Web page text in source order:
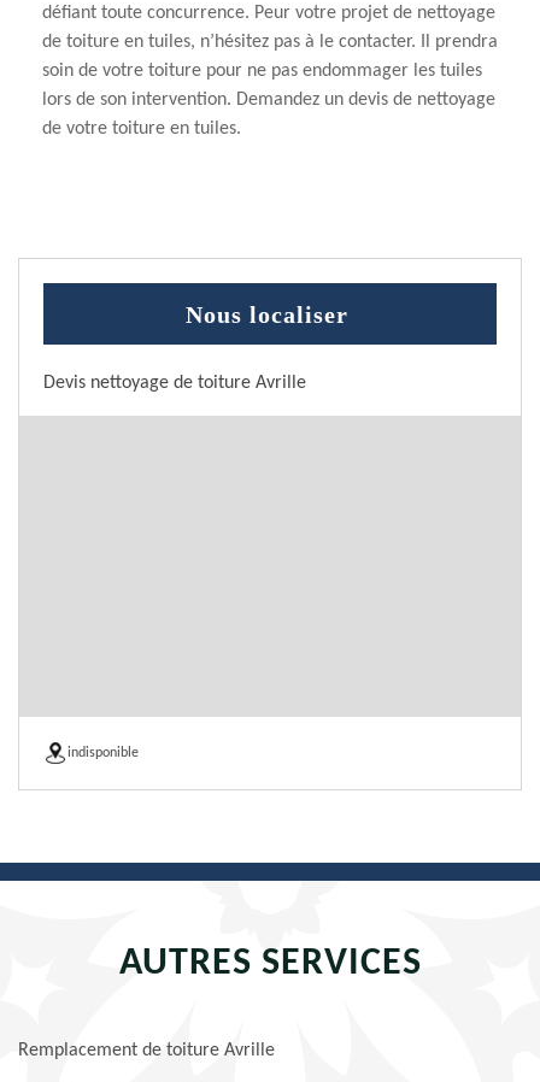
défiant toute concurrence. Peur votre projet de nettoyage
de toiture en tuiles, n’hésitez pas à le contacter. Il prendra
soin de votre toiture pour ne pas endommager les tuiles
lors de son intervention. Demandez un devis de nettoyage
de votre toiture en tuiles.
Nous localiser
Devis nettoyage de toiture Avrille
indisponible
AUTRES SERVICES
Remplacement de toiture Avrille